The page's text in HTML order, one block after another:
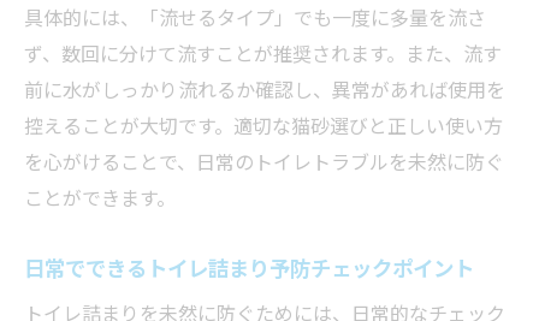
具体的には、「流せるタイプ」でも一度に多量を流さ
ず、数回に分けて流すことが推奨されます。また、流す
前に水がしっかり流れるか確認し、異常があれば使用を
控えることが大切です。適切な猫砂選びと正しい使い方
を心がけることで、日常のトイレトラブルを未然に防ぐ
ことができます。
日常でできるトイレ詰まり予防チェックポイント
トイレ詰まりを未然に防ぐためには、日常的なチェック